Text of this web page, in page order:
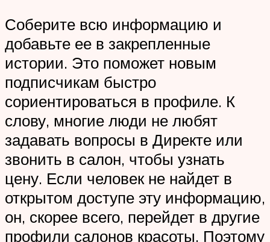
Соберите всю информацию и
добавьте ее в закрепленные
истории. Это поможет новым
подписчикам быстро
сориентироваться в профиле. К
слову, многие люди не любят
задавать вопросы в Директе или
звонить в салон, чтобы узнать
цену. Если человек не найдет в
открытом доступе эту информацию,
он, скорее всего, перейдет в другие
профили салонов красоты. Поэтому